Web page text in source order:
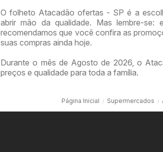
O folheto Atacadão ofertas - SP é a
abrir mão da qualidade. Mas lembre-
recomendamos que você confira as
suas compras ainda hoje.
Durante o mês de Agosto de 2026, o
preços e qualidade para toda a família.
Página Inicial Supermercados